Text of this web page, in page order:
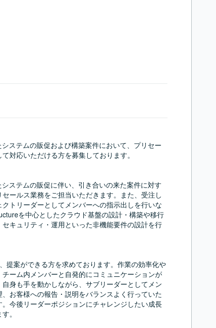
ステムの販促および構築案件において、プリセー
対応いただける方を募集しております。
ステムの販促に伴い、引き合いの来た案件に対す
ールス業務をご担当いただきます。また、受注し
トリーダーとしてメンバーへの指示出しを行いな
を中心としたクラウド基盤の設計・構築や移行
キュリティ・運用といった非機能要件の設計を行
提案ができる方を求めております。作業の効率化や
ーム内メンバーと自発的にコミュニケーションが
身も手を動かしながら、サブリーダーとしてメン
お客様への報告・説明をバランスよく行っていた
今後リーダーポジションにチャレンジしたい成長
。